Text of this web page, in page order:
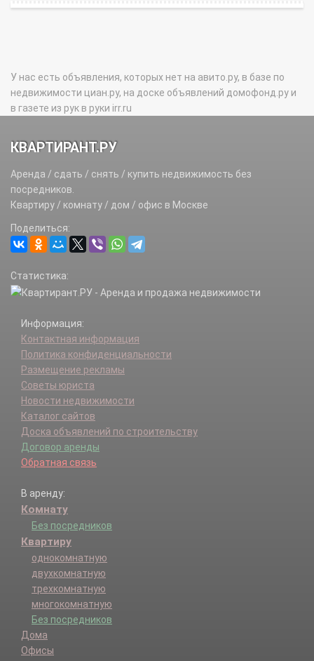
У нас есть объявления, которых нет на авито.ру, в базе по
недвижимости циан.ру, на доске объявлений домофонд.ру и
в газете из рук в руки irr.ru
КВАРТИРАНТ.РУ
Аренда / сдать / снять / купить недвижимость без
посредников.
Квартиру / комнату / дом / офис в Москве
Поделиться:
Статистика:
Информация:
Контактная информация
Политика конфиденциальности
Размещение рекламы
Советы юриста
Новости недвижимости
Каталог сайтов
Доска объявлений по строительству
Договор аренды
Обратная связь
В аренду:
Комнату
Без посредников
Квартиру
однокомнатную
двухкомнатную
трехкомнатную
многокомнатную
Без посредников
Дома
Офисы